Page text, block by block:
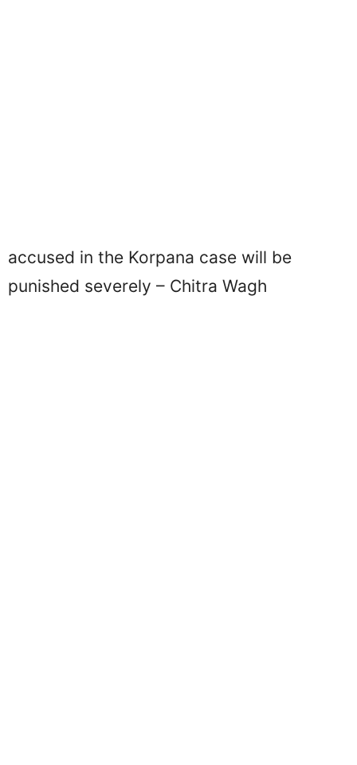
accused in the Korpana case will be
punished severely – Chitra Wagh